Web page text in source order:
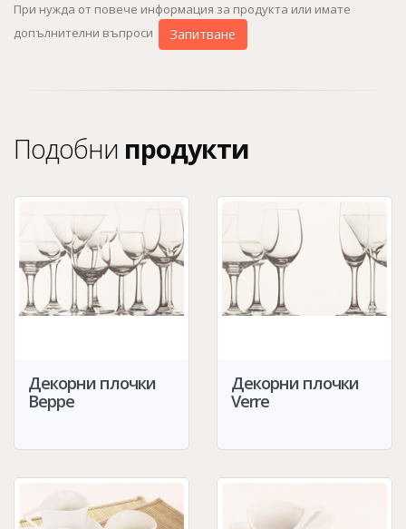
При нужда от повече информация за продукта или имате
допълнителни въпроси
Запитване
Подобни продукти
Декорни плочки
Верре
Декорни плочки
Verre